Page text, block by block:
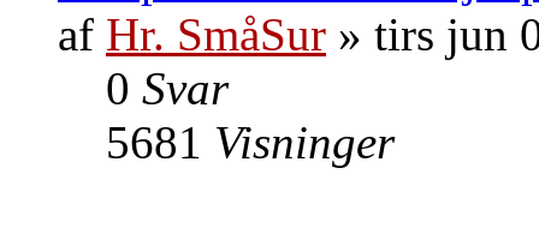
af Hr. SmåSur » tirs jun
0 Svar
5681 Visninger